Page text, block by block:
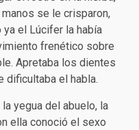
se le crisparon,
ya el Lúcifer la había
frenético sobre
Apretaba los dientes
dificultaba el habla.
yegua del abuelo, la
ella conoció el sexo